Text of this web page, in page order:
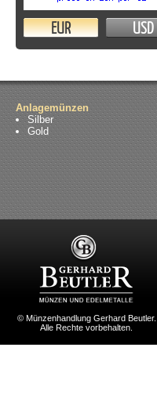
EUR USD
Anlagemünzen
Silber
Gold
© Münzenhandlung Gerhard Beutler.
Alle Rechte vorbehalten.